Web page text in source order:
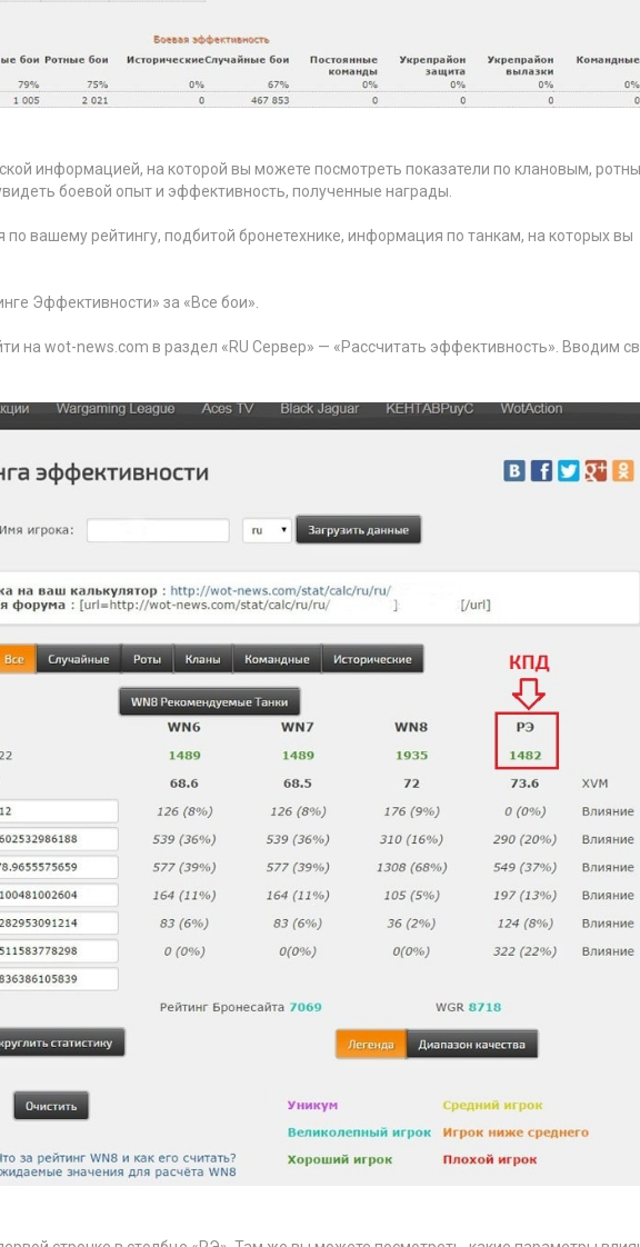
информацией, на которой вы можете посмотреть показатели по клановым,
боевой опыт и эффективность, полученные награды.
вашему рейтингу, подбитой бронетехнике, информация по танкам, на которых вы
Эффективности» за «Все бои».
на wot-news.com в раздел «RU Сервер» — «Рассчитать эффективность». Вводим